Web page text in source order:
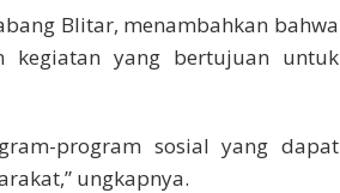
Blitar, menambahkan bahwa
kegiatan yang bertujuan untuk
program sosial yang dapat
ungkapnya.